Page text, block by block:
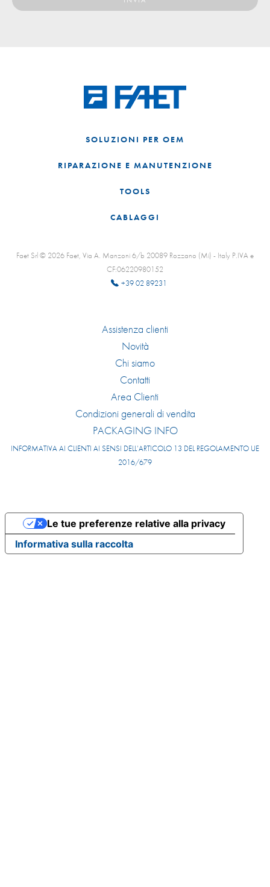
SOLUZIONI PER OEM
RIPARAZIONE E MANUTENZIONE
TOOLS
CABLAGGI
Faet Srl © 2026 Faet, Via A. Manzoni 6/b 20089 Rozzano (Mi) - Italy P.IVA e
CF:06220980152
+39 02 89231
Assistenza clienti
Novità
Chi siamo
Contatti
Area Clienti
Condizioni generali di vendita
PACKAGING INFO
INFORMATIVA AI CLIENTI AI SENSI DELL’ARTICOLO 13 DEL REGOLAMENTO UE
2016/679
Informativa sulla raccolta
Le tue preferenze relative alla privacy